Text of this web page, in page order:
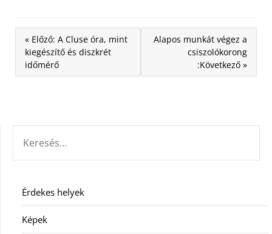
« Előző: A Cluse óra, mint
kiegészítő és diszkrét
időmérő
Alapos munkát végez a
csiszolókorong
:Következő »
Érdekes helyek
Képek